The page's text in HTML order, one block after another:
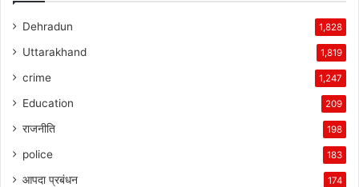
Dehradun 1,828
Uttarakhand 1,819
crime 1,247
Education 209
राजनीति 198
police 183
आपदा प्रबंधन 174